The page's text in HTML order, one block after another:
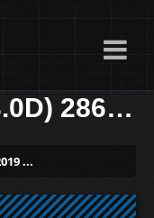
286ch
...